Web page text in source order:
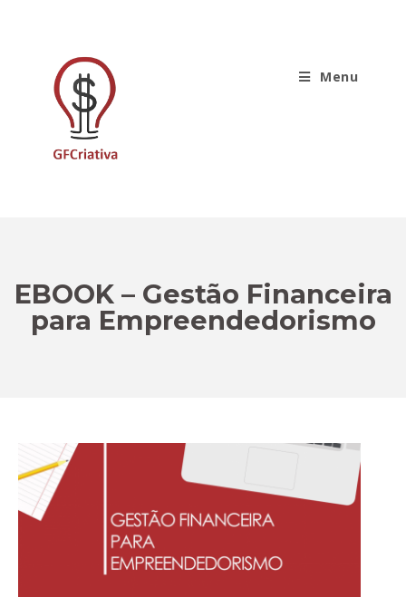
Menu
EBOOK – Gestão Financeira
para Empreendedorismo